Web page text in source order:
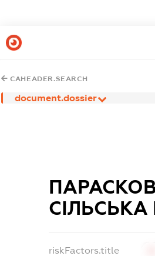
CAHEADER.SEARCH
document.dossier
riskFactors.title